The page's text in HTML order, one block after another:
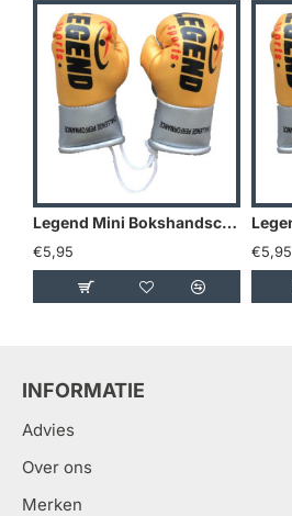
Legend Mini Bokshandschoenen - Goud/Geel
€5,95 €5,95
INFORMATIE
Advies
Over ons
Merken